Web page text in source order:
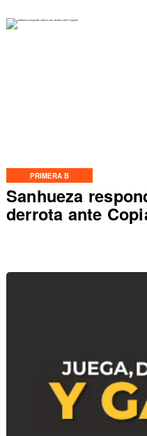
PRIMERA B
Sanhueza
derrota ante